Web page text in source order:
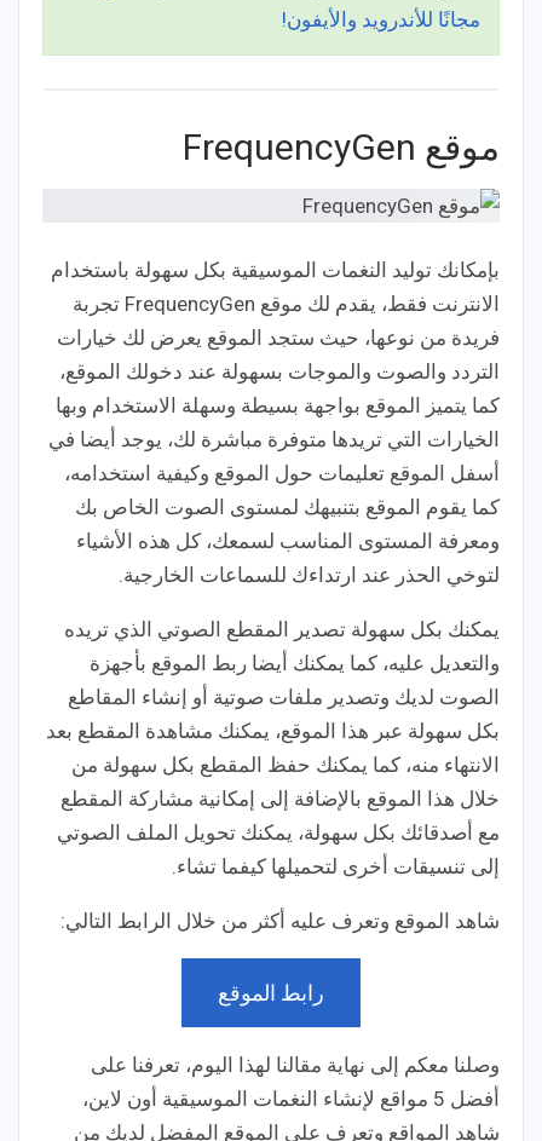
مجانًا للأندرويد والأيفون!
موقع FrequencyGen
بإمكانك توليد النغمات الموسيقية بكل سهولة باستخدام
الانترنت فقط، يقدم لك موقع FrequencyGen تجربة
فريدة من نوعها، حيث ستجد الموقع يعرض لك خيارات
التردد والصوت والموجات بسهولة عند دخولك الموقع،
كما يتميز الموقع بواجهة بسيطة وسهلة الاستخدام وبها
الخيارات التي تريدها متوفرة مباشرة لك، يوجد أيضا في
أسفل الموقع تعليمات حول الموقع وكيفية استخدامه،
كما يقوم الموقع بتنبيهك لمستوى الصوت الخاص بك
ومعرفة المستوى المناسب لسمعك، كل هذه الأشياء
لتوخي الحذر عند ارتداءك للسماعات الخارجية.
يمكنك بكل سهولة تصدير المقطع الصوتي الذي تريده
والتعديل عليه، كما يمكنك أيضا ربط الموقع بأجهزة
الصوت لديك وتصدير ملفات صوتية أو إنشاء المقاطع
بكل سهولة عبر هذا الموقع، يمكنك مشاهدة المقطع بعد
الانتهاء منه، كما يمكنك حفظ المقطع بكل سهولة من
خلال هذا الموقع بالإضافة إلى إمكانية مشاركة المقطع
مع أصدقائك بكل سهولة، يمكنك تحويل الملف الصوتي
إلى تنسيقات أخرى لتحميلها كيفما تشاء.
شاهد الموقع وتعرف عليه أكثر من خلال الرابط التالي:
رابط الموقع
وصلنا معكم إلى نهاية مقالنا لهذا اليوم، تعرفنا على
أفضل 5 مواقع لإنشاء النغمات الموسيقية أون لاين،
شاهد المواقع وتعرف على الموقع المفضل لديك من